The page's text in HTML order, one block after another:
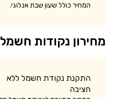
המחיר כולל שעון שבת אנלוגי.
מחירון נקודות חשמל
התקנת נקודת חשמל ללא
חציבה